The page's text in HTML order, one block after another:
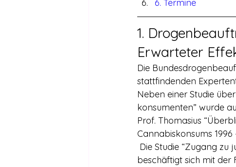
6. Termine
1.
Erwarteter
Die
stattfindenden
Neben einer Studie
konsumenten” wurde
Prof. Thomasius
Cannabiskonsums
beschäftigt sich mit der